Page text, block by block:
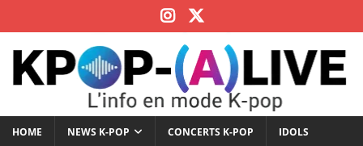
HOME NEWS K-POP CONCERTS K-POP IDOLS